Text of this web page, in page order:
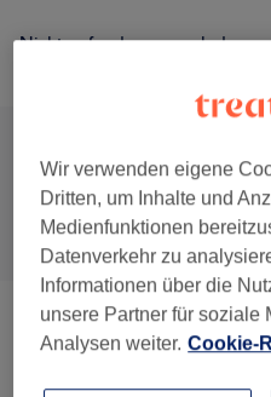
Nicht gefunden wonach du
Alle
LASHES ( 12)
Wir verwenden eigene
Dritten, um Inhalte und
Medienfunktionen
Datenverkehr zu
Informationen über die
unsere Partner für soziale
Analysen weiter. Cookie-